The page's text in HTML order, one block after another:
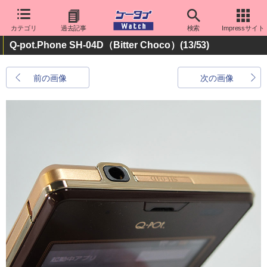
カテゴリ 過去記事 検索 Impressサイト
Q-pot.Phone SH-04D（Bitter Choco） (13/53)
前の画像 次の画像